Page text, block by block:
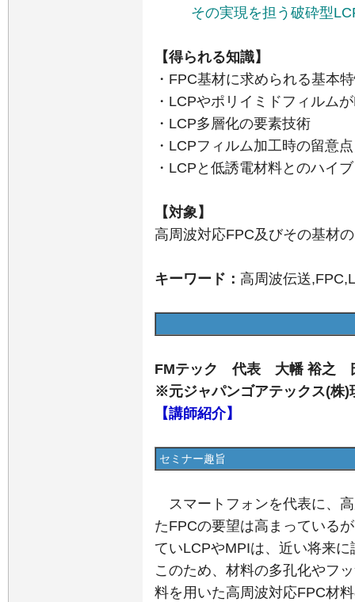
その実現を担う破砕型
【得られる知識】
・FPC基材に求められる基本
・LCPやポリイミドフィルム
・LCP多層化の要素技術
・LCPフィルム加工時の留意点
・LCPと低誘電材料とのハイ
【対象】
高周波対応FPC及びその基材
キーワード： 高周波伝送
FMテック 代表 大幡 裕之
※元ジャパンゴアテックス(株)
【講師紹介】
セミナー趣旨
スマートフォンを代表に、
たFPCの要望は高まっている
ていLCPやMPIは、近い将来
このため、材料の多孔化やフ
料を用いた高周波対応FPC材